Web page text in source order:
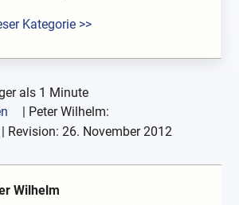
Kategorie >>
als 1 Minute
| Peter Wilhelm:
| Revision:26. November 2012
Wilhelm